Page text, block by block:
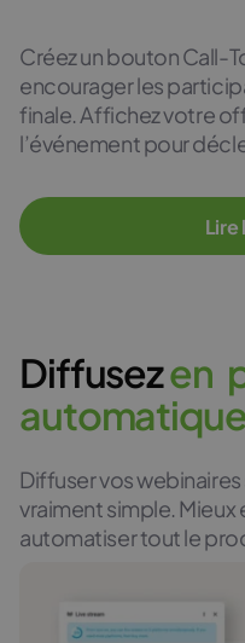
Créez un bouton Call-
encourager les
finale. Affichez votre
l’événement pour
Lire
Diffusezen
automatique
Diffuser vos
vraiment simple. Mieux
automatiser tout le